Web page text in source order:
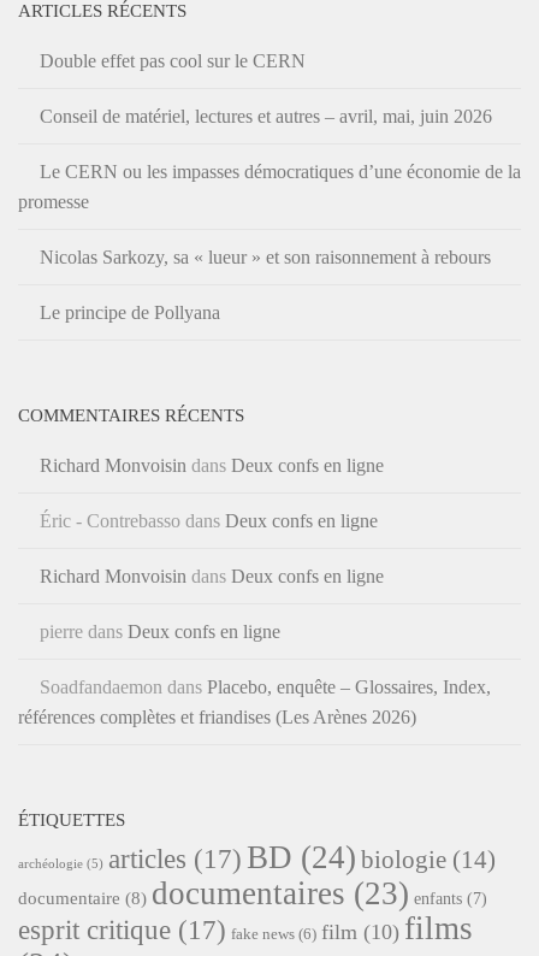
ARTICLES RÉCENTS
Double effet pas cool sur le CERN
Conseil de matériel, lectures et autres – avril, mai, juin 2026
Le CERN ou les impasses démocratiques d’une économie de la
promesse
Nicolas Sarkozy, sa « lueur » et son raisonnement à rebours
Le principe de Pollyana
COMMENTAIRES RÉCENTS
Richard Monvoisin dans Deux confs en ligne
Éric - Contrebasso dans Deux confs en ligne
Richard Monvoisin dans Deux confs en ligne
pierre dans Deux confs en ligne
Soadfandaemon dans Placebo, enquête – Glossaires, Index,
références complètes et friandises (Les Arènes 2026)
ÉTIQUETTES
archéologie (5) articles (17) BD (24) biologie (14)
documentaire (8) documentaires (23) enfants (7)
esprit critique (17) fake news (6) film (10) films